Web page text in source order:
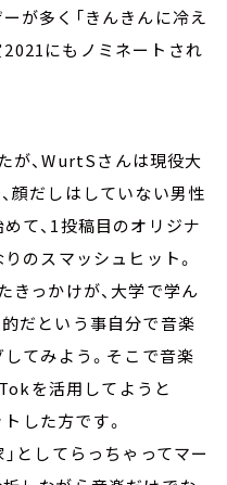
が多く「きんきんに冷え
にもノミネートされ
が、WurtSさんは現役大
顔だしはしていない男性
て、1投稿目のオリジナ
のスマッシュヒット。
きっかけが、大学で学ん
だという事自分で音楽
てみよう。そこで音楽
を活用してようと
した方です。
としてらっちゃってマー